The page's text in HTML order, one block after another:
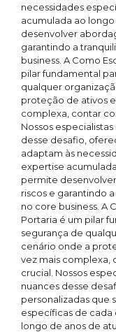
necessidades
acumulada ao
desenvolver
garantindo a
business. A Como
pilar fundamental
qualquer
proteção de ativos
complexa, contar
Nossos
desse desafio,
adaptam às
expertise
permite
riscos e garantindo
no core business. A
Portaria é um pilar
segurança de
cenário onde a
vez mais complexa,
crucial. Nossos
nuances desse
personalizadas que
específicas de cada
longo de anos de